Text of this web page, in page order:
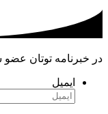
در خبرنامه توتان عضو
ایمیل